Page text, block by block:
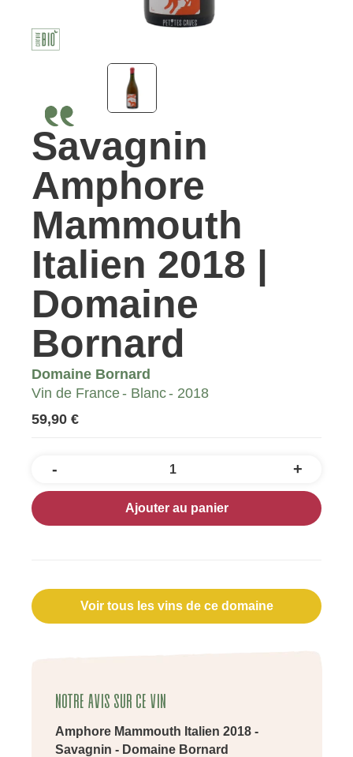
Savagnin
Amphore
Mammouth
Italien 2018 |
Domaine
Bornard
Domaine Bornard
Vin de France
Blanc
2018
59,90 €
+
-
Ajouter au panier
Voir tous les vins de ce domaine
Notre avis sur ce vin
Amphore Mammouth Italien 2018 -
Savagnin - Domaine Bornard